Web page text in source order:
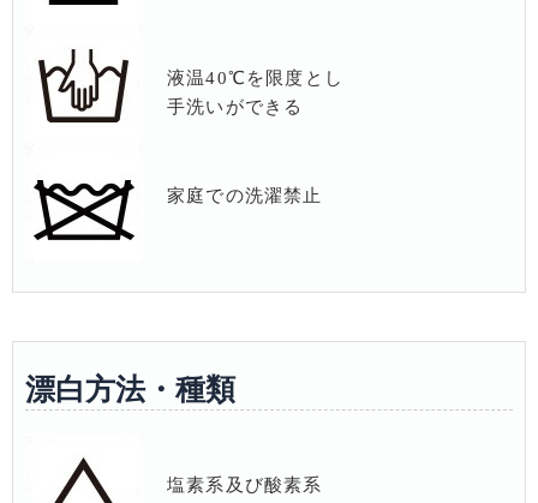
液温40℃を限度とし
手洗いができる
家庭での洗濯禁止
漂白方法・種類
塩素系及び酸素系